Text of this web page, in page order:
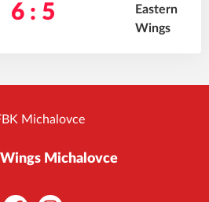
6 : 5
Wings Michalovce